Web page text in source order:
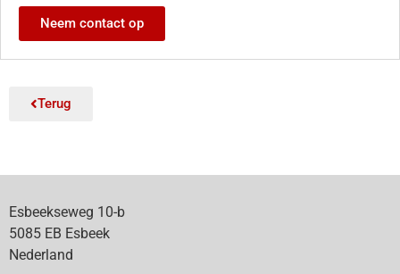
Neem contact op
Terug
Esbeekseweg 10-b
5085 EB Esbeek
Nederland